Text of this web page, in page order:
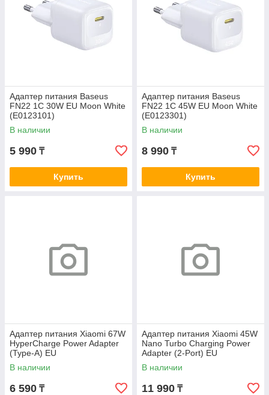
Адаптер питания Baseus
FN22 1C 30W EU Moon White
(E0123101)
В наличии
5 990 ₸
Купить
Адаптер питания Baseus
FN22 1C 45W EU Moon White
(E0123301)
В наличии
8 990 ₸
Купить
Адаптер питания Xiaomi 67W
HyperCharge Power Adapter
(Type-A) EU
В наличии
6 590 ₸
Адаптер питания Xiaomi 45W
Nano Turbo Charging Power
Adapter (2-Port) EU
В наличии
11 990 ₸